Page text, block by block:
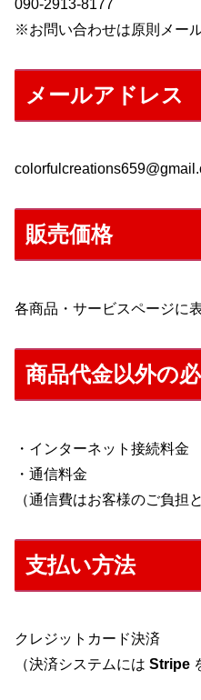
090-2913-8177
※お問い合わせは原則メー
メールアドレス
販売価格
各商品・サービスページに
商品代金以外の
・インターネット接続料金
・通信料金
（通信費はお客様のご負担
支払い方法
クレジットカード決済
（決済システムには Stripe